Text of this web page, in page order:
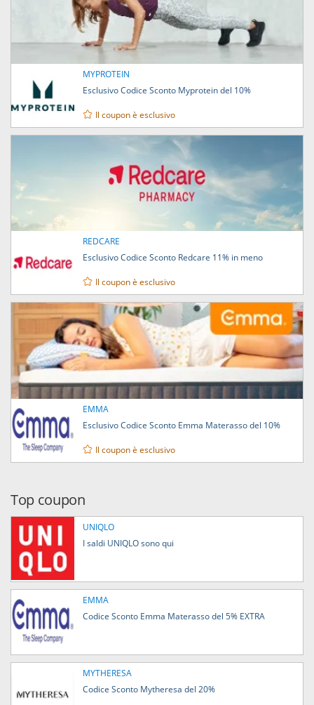
MYPROTEIN
Esclusivo Codice Sconto Myprotein del 10%
Il coupon è esclusivo
REDCARE
Esclusivo Codice Sconto Redcare 11% in meno
Il coupon è esclusivo
EMMA
Esclusivo Codice Sconto Emma Materasso del 10%
Il coupon è esclusivo
Top coupon
UNIQLO
I saldi UNIQLO sono qui
EMMA
Codice Sconto Emma Materasso del 5% EXTRA
MYTHERESA
Codice Sconto Mytheresa del 20%